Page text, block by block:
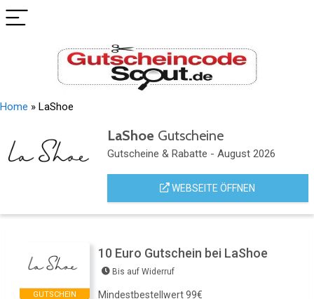
Home » LaShoe
LaShoe Gutscheine
Gutscheine & Rabatte - August 2026
WEBSEITE ÖFFNEN
GUTSCHEIN
10 Euro Gutschein bei LaShoe
Bis auf Widerruf
Mindestbestellwert 99€